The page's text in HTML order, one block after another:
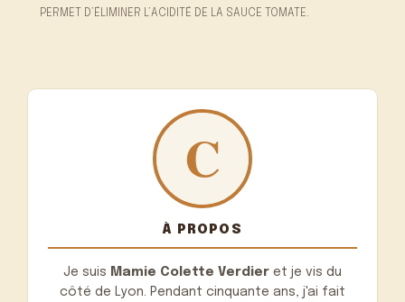
PERMET D’ÉLIMINER L’ACIDITÉ DE LA SAUCE TOMATE.
À PROPOS
Je suis Mamie Colette Verdier et je vis du
côté de Lyon. Pendant cinquante ans, j'ai fait